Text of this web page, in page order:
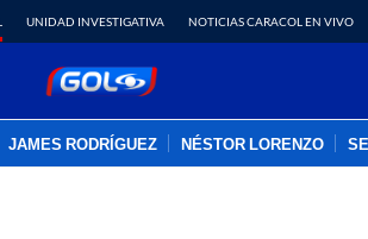
UNIDAD INVESTIGATIVA NOTICIAS CARACOL EN VIVO
JAMES RODRÍGUEZ NÉSTOR LORENZO